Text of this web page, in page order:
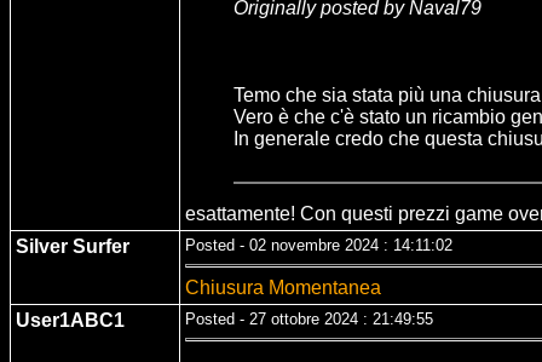
Originally posted by Naval79
Temo che sia stata più una
Vero è che c'è stato un ricambio
In generale credo che questa
esattamente! Con questi prezzi game
Silver Surfer
Posted - 02 novembre 2024 : 14:11:02
Chiusura Momentanea
User1ABC1
Posted - 27 ottobre 2024 : 21:49:55